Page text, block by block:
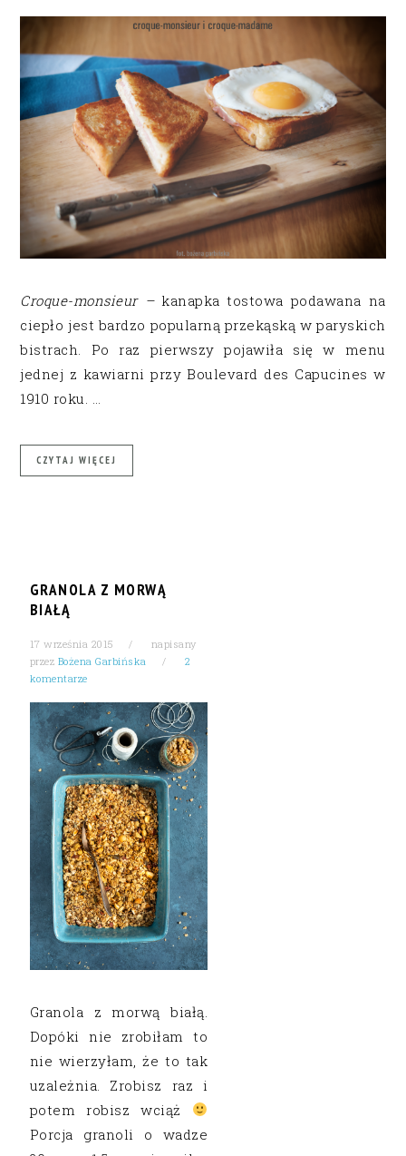
Croque-monsieur – kanapka tostowa podawana na
ciepło jest bardzo popularną przekąską w paryskich
bistrach. Po raz pierwszy pojawiła się w menu
jednej z kawiarni przy Boulevard des Capucines w
1910 roku. …
CZYTAJ WIĘCEJ
GRANOLA Z MORWĄ
BIAŁĄ
17 września 2015
napisany
przez Bożena Garbińska
2
komentarze
Granola z morwą białą.
Dopóki nie zrobiłam to
nie wierzyłam, że to tak
uzależnia. Zrobisz raz i
potem robisz wciąż
Porcja granoli o wadze